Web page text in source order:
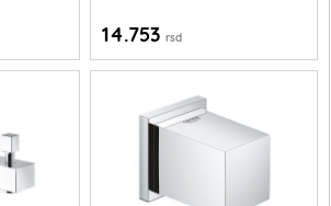
14.753 rsd